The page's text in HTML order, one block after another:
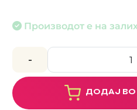
Производот е на
-
ДОДАЈ